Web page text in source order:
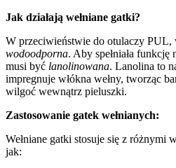
Jak działają wełniane gatki?
W przeciwieństwie do otulaczy PUL,
wodoodporna. Aby spełniała
musi być lanolinowana. Lanolina to
impregnuje włókna wełny, tworząc
wilgoć wewnątrz pieluszki.
Zastosowanie gatek wełnianych:
Wełniane gatki stosuje się z różnymi
jak: